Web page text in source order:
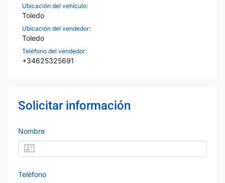
Ubicación del vehículo:
Toledo
Ubicación del vendedor:
Toledo
Teléfono del vendedor:
+34625325691
Solicitar información
Nombre
Teléfono